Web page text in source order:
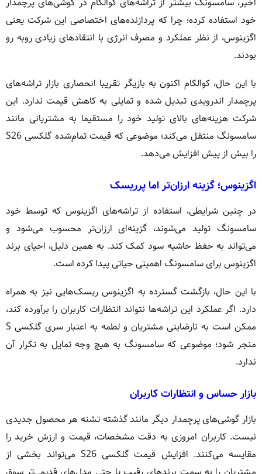
خود استفاده کرده؛ چرا که پردازنده‌های اختصاصی این شرکت یعنی
اگزینوس، از نظر عملکرد و مصرف انرژی با انتقادهای زیادی روبه رو
بودند.
با این حال، کوالکام اکنون به بازیگر تقریبا انحصاری بازار تراشه‌های
پرچمدار اندرویدی تبدیل شده و تمایلی به کاهش قیمت ندارد. این
شرکت هزینه‌های بالای تولید خود را مستقیما به مشتریانی مانند
سامسونگ منتقل می‌کند؛ موضوعی که قیمت تمام‌شده گلکسی S26
را بیش از پیش افزایش می‌دهد.
اگزینوس؛ گزینه ارزان‌تر اما پرریسک
در چنین شرایطی، استفاده از تراشه‌های اگزینوس که توسط خود
سامسونگ تولید می‌شوند، گزینه‌ای ارزان‌تر محسوب می‌شود و
می‌تواند به حفظ حاشیه سود کمک کند. به همین دلیل، احیای برند
اگزینوس برای سامسونگ اهمیتی حیاتی پیدا کرده است.
با این حال، بازگشت گسترده به اگزینوس ریسک‌هایی نیز به همراه
دارد. اگر عملکرد این تراشه‌ها نتواند انتظارات کاربران را برآورده کند،
ممکن است به نارضایتی مشتریان و لطمه به اعتبار سری گلکسی S
منجر شود؛ موضوعی که سامسونگ به هیچ وجه تمایل به تکرار آن
ندارد.
بازار حساس و انتظارات کاربران
بازار گوشی‌های پرچمدار دیگر مانند گذشته تشنه هر محصول جدیدی
نیست. کاربران امروزی به دقت مشخصات، قیمت و ارزش خرید را
مقایسه می‌کنند. افزایش قیمت گلکسی S26 می‌تواند بخشی از